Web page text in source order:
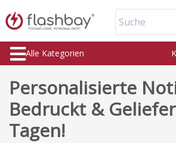
Suche
Alle Kategorien
Personalisierte
Bedruckt &
Tagen!